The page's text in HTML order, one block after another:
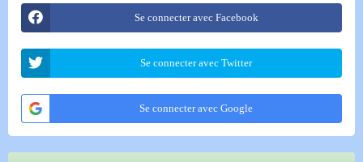
Se connecter avec Facebook
Se connecter avec Twitter
Se connecter avec Google